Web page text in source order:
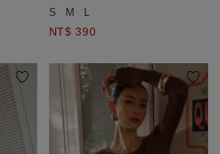
S M L
NT$ 390